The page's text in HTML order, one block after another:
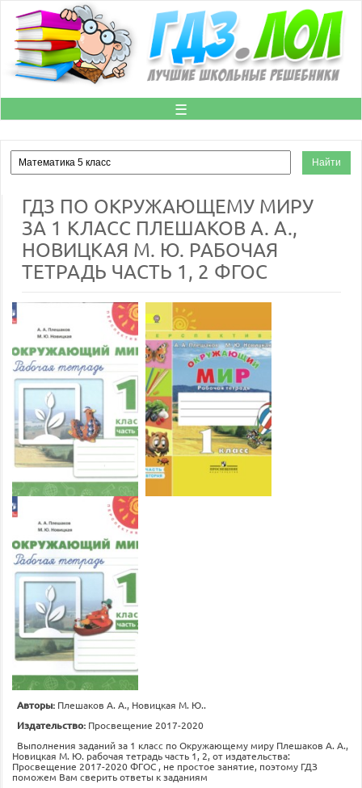
☰
ГДЗ ПО ОКРУЖАЮЩЕМУ МИРУ
ЗА 1 КЛАСС ПЛЕШАКОВ А. А.,
НОВИЦКАЯ М. Ю. РАБОЧАЯ
ТЕТРАДЬ ЧАСТЬ 1, 2 ФГОС
Авторы: Плешаков А. А., Новицкая М. Ю..
Издательство: Просвещение 2017-2020
Выполнения заданий за 1 класс по Окружающему миру Плешаков А. А.,
Новицкая М. Ю. рабочая тетрадь часть 1, 2, от издательства:
Просвещение 2017-2020 ФГОС , не простое занятие, поэтому ГДЗ
поможем Вам сверить ответы к заданиям